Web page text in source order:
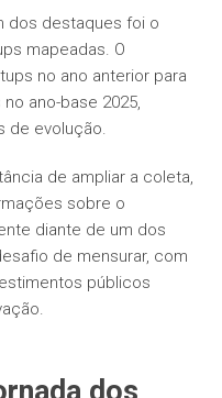
dos destaques foi o
mapeadas. O
no ano anterior para
ano-base 2025,
de evolução.
de ampliar a coleta,
sobre o
diante de um dos
de mensurar, com
públicos